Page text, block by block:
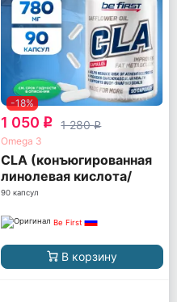
-18%
1 050 q 1 280q
Omega 3
CLA (конъюгированная
линолевая кислота/
КЛА/КЛК)
90 капсул
Be First
В корзину